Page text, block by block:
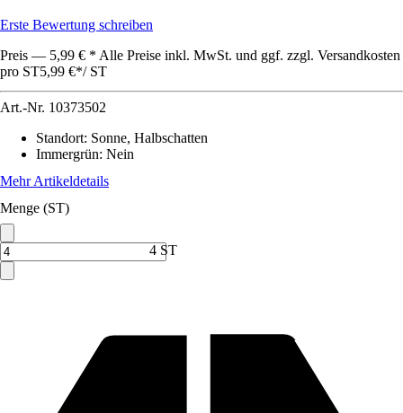
Erste Bewertung schreiben
Preis — 5,99 € * Alle Preise inkl. MwSt. und ggf. zzgl. Versandkosten
pro ST5,99 €*/ ST
Art.-Nr. 10373502
Standort: Sonne, Halbschatten
Immergrün: Nein
Mehr Artikeldetails
Menge (ST)
4 ST